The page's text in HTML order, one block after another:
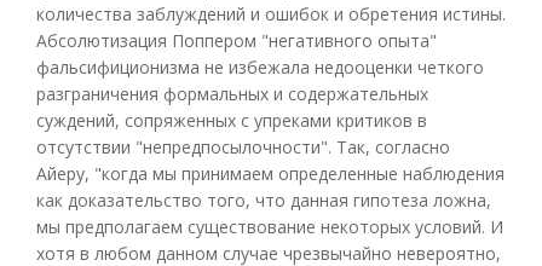
количества заблуждений и ошибок и обретения истины.
Абсолютизация Поппером "негативного опыта"
фальсифиционизма не избежала недооценки четкого
разграничения формальных и содержательных
суждений, сопряженных с упреками критиков в
отсутствии "непредпосылочности". Так, согласно
Айеру, "когда мы принимаем определенные наблюдения
как доказательство того, что данная гипотеза ложна,
мы предполагаем существование некоторых условий. И
хотя в любом данном случае чрезвычайно невероятно,